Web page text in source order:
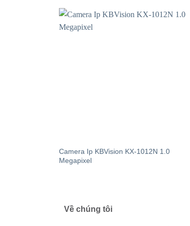
Camera Ip KBVision KX-1012N 1.0
Megapixel
Về chúng tôi